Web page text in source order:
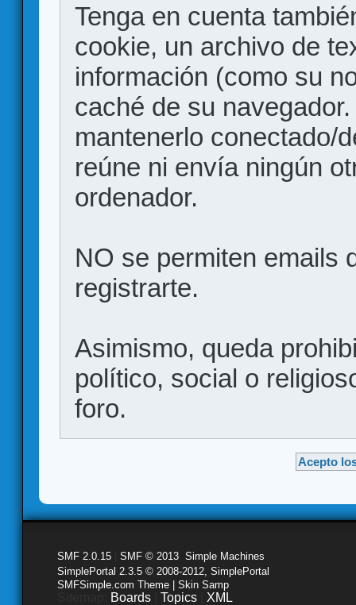
Tenga en cuenta
cookie, un archivo de
información (como su
caché de su
mantenerlo conectado/
reúne ni envía ningún
ordenador.
NO se permiten emails
registrarte.
Asimismo, queda
político, social o
foro.
SMF 2.0.15 SMF © 2013 Simple Machines
SimplePortal 2.3.5 © 2008-2012, SimplePortal
SMFSimple.com Theme | Skin Samp
Boards Topics XML